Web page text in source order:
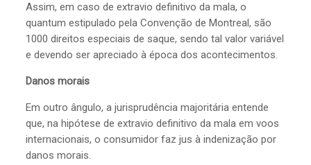
Assim, em caso de extravio definitivo da mala, o
quantum estipulado pela Convenção de Montreal, são
1000 direitos especiais de saque, sendo tal valor variável
e devendo ser apreciado à época dos acontecimentos.
Danos morais
Em outro ângulo, a jurisprudência majoritária entende
que, na hipótese de extravio definitivo da mala em voos
internacionais, o consumidor faz jus à indenização por
danos morais.